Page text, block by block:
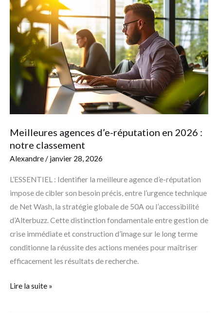
Meilleures agences d’e-réputation en 2026 :
notre classement
Alexandre / janvier 28, 2026
L’ESSENTIEL : Identifier la meilleure agence d’e-réputation
impose de cibler son besoin précis, entre l’urgence technique
de Net Wash, la stratégie globale de 50A ou l’accessibilité
d’Alterbuzz. Cette distinction fondamentale entre gestion de
crise immédiate et construction d’image sur le long terme
conditionne la réussite des actions menées pour maîtriser
efficacement les résultats de recherche.
agences
d’e-
réputation
en
2026
notre
classement
Lire la suite »